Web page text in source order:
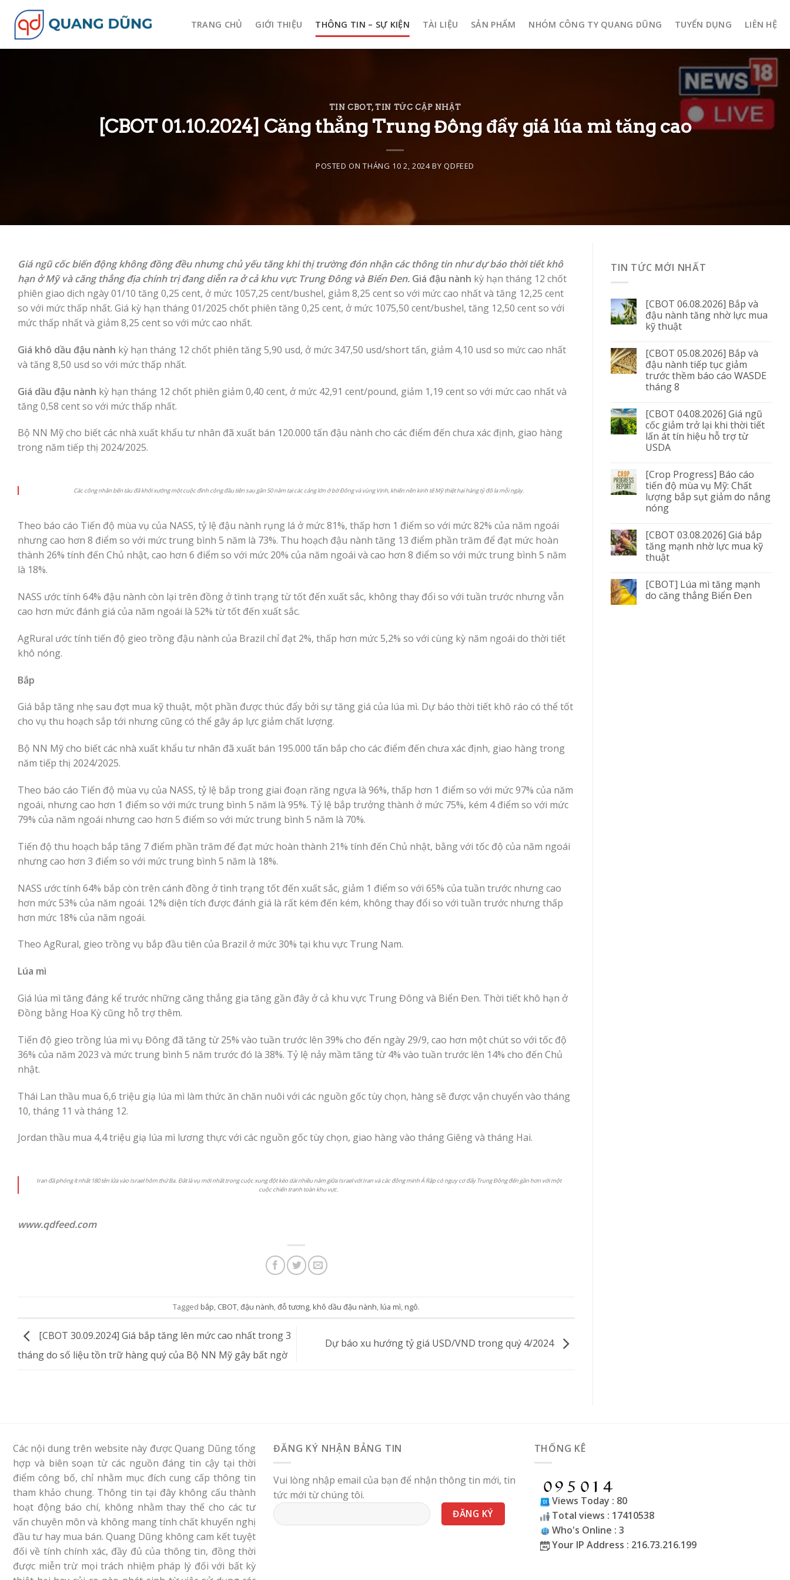
content
TRANG CHỦ GIỚI THIỆU THÔNG TIN – SỰ KIỆN TÀI LIỆU SẢN PHẨM NHÓM CÔNG TY QUANG DŨNG TUYỂN DỤNG LIÊN HỆ
TIN CBOT,TIN TỨC CẬP NHẬT
[CBOT 01.10.2024] Căng thẳng Trung Đông đẩy giá lúa mì tăng cao
POSTED ONTHÁNG 10 2, 2024BYQDFEED
Giá ngũ cốc biến động không đồng đều nhưng chủ yếu tăng khi thị trường đón nhận các thông tin như dự báo thời tiết khô
hạn ở Mỹ và căng thẳng địa chính trị đang diễn ra ở cả khu vực Trung Đông và Biển Đen. Giá đậu nành kỳ hạn tháng 12 chốt
phiên giao dịch ngày 01/10 tăng 0,25 cent, ở mức 1057,25 cent/bushel, giảm 8,25 cent so với mức cao nhất và tăng 12,25 cent
so với mức thấp nhất. Giá kỳ hạn tháng 01/2025 chốt phiên tăng 0,25 cent, ở mức 1075,50 cent/bushel, tăng 12,50 cent so với
mức thấp nhất và giảm 8,25 cent so với mức cao nhất.
Giá khô dầu đậu nành kỳ hạn tháng 12 chốt phiên tăng 5,90 usd, ở mức 347,50 usd/short tấn, giảm 4,10 usd so mức cao nhất
và tăng 8,50 usd so với mức thấp nhất.
Giá dầu đậu nành kỳ hạn tháng 12 chốt phiên giảm 0,40 cent, ở mức 42,91 cent/pound, giảm 1,19 cent so với mức cao nhất và
tăng 0,58 cent so với mức thấp nhất.
Bộ NN Mỹ cho biết các nhà xuất khẩu tư nhân đã xuất bán 120.000 tấn đậu nành cho các điểm đến chưa xác định, giao hàng
trong năm tiếp thị 2024/2025.
Các công nhân bến tàu đã khởi xướng một cuộc đình công đầu tiên sau gần 50 năm tại các cảng lớn ở bờ Đông và vùng Vịnh, khiến nền kinh tế Mỹ thiệt hại hàng tỷ đô la mỗi ngày.
Theo báo cáo Tiến độ mùa vụ của NASS, tỷ lệ đậu nành rụng lá ở mức 81%, thấp hơn 1 điểm so với mức 82% của năm ngoái
nhưng cao hơn 8 điểm so với mức trung bình 5 năm là 73%. Thu hoạch đậu nành tăng 13 điểm phần trăm để đạt mức hoàn
thành 26% tính đến Chủ nhật, cao hơn 6 điểm so với mức 20% của năm ngoái và cao hơn 8 điểm so với mức trung bình 5 năm
là 18%.
NASS ước tính 64% đậu nành còn lại trên đồng ở tình trạng từ tốt đến xuất sắc, không thay đổi so với tuần trước nhưng vẫn
cao hơn mức đánh giá của năm ngoái là 52% từ tốt đến xuất sắc.
AgRural ước tính tiến độ gieo trồng đậu nành của Brazil chỉ đạt 2%, thấp hơn mức 5,2% so với cùng kỳ năm ngoái do thời tiết
khô nóng.
Bắp
Giá bắp tăng nhẹ sau đợt mua kỹ thuật, một phần được thúc đẩy bởi sự tăng giá của lúa mì. Dự báo thời tiết khô ráo có thể tốt
cho vụ thu hoạch sắp tới nhưng cũng có thể gây áp lực giảm chất lượng.
Bộ NN Mỹ cho biết các nhà xuất khẩu tư nhân đã xuất bán 195.000 tấn bắp cho các điểm đến chưa xác định, giao hàng trong
năm tiếp thị 2024/2025.
Theo báo cáo Tiến độ mùa vụ của NASS, tỷ lệ bắp trong giai đoạn răng ngựa là 96%, thấp hơn 1 điểm so với mức 97% của năm
ngoái, nhưng cao hơn 1 điểm so với mức trung bình 5 năm là 95%. Tỷ lệ bắp trưởng thành ở mức 75%, kém 4 điểm so với mức
79% của năm ngoái nhưng cao hơn 5 điểm so với mức trung bình 5 năm là 70%.
Tiến độ thu hoạch bắp tăng 7 điểm phần trăm để đạt mức hoàn thành 21% tính đến Chủ nhật, bằng với tốc độ của năm ngoái
nhưng cao hơn 3 điểm so với mức trung bình 5 năm là 18%.
NASS ước tính 64% bắp còn trên cánh đồng ở tình trạng tốt đến xuất sắc, giảm 1 điểm so với 65% của tuần trước nhưng cao
hơn mức 53% của năm ngoái. 12% diện tích được đánh giá là rất kém đến kém, không thay đổi so với tuần trước nhưng thấp
hơn mức 18% của năm ngoái.
Theo AgRural, gieo trồng vụ bắp đầu tiên của Brazil ở mức 30% tại khu vực Trung Nam.
Lúa mì
Giá lúa mì tăng đáng kể trước những căng thẳng gia tăng gần đây ở cả khu vực Trung Đông và Biển Đen. Thời tiết khô hạn ở
Đồng bằng Hoa Kỳ cũng hỗ trợ thêm.
Tiến độ gieo trồng lúa mì vụ Đông đã tăng từ 25% vào tuần trước lên 39% cho đến ngày 29/9, cao hơn một chút so với tốc độ
36% của năm 2023 và mức trung bình 5 năm trước đó là 38%. Tỷ lệ nảy mầm tăng từ 4% vào tuần trước lên 14% cho đến Chủ
nhật.
Thái Lan thầu mua 6,6 triệu giạ lúa mì làm thức ăn chăn nuôi với các nguồn gốc tùy chọn, hàng sẽ được vận chuyển vào tháng
10, tháng 11 và tháng 12.
Jordan thầu mua 4,4 triệu giạ lúa mì lương thực với các nguồn gốc tùy chọn, giao hàng vào tháng Giêng và tháng Hai.
Iran đã phóng ít nhất 180 tên lửa vào Israel hôm thứ Ba. Đât là vụ mới nhất trong cuộc xung đột kéo dài nhiều năm giữa Israel với Iran và các đồng minh Ả Rập có nguy cơ đẩy Trung Đông đến gần hơn với một
cuộc chiến tranh toàn khu vực.
www.qdfeed.com
Tagged bắp, CBOT,đậu nành,đỗ tương, khô dầu đậu nành, lúa mì, ngô.
[CBOT 30.09.2024] Giá bắp tăng lên mức cao nhất trong 3
tháng do số liệu tồn trữ hàng quý của Bộ NN Mỹ gây bất ngờ
Dự báo xu hướng tỷ giá USD/VND trong quý 4/2024
TIN TỨC MỚI NHẤT
[CBOT 06.08.2026] Bắp và
đậu nành tăng nhờ lực mua
kỹ thuật
[CBOT 05.08.2026] Bắp và
đậu nành tiếp tục giảm
trước thềm báo cáo WASDE
tháng 8
[CBOT 04.08.2026] Giá ngũ
cốc giảm trở lại khi thời tiết
lấn át tín hiệu hỗ trợ từ
USDA
[Crop Progress] Báo cáo
tiến độ mùa vụ Mỹ: Chất
lượng bắp sụt giảm do nắng
nóng
[CBOT 03.08.2026] Giá bắp
tăng mạnh nhờ lực mua kỹ
thuật
[CBOT] Lúa mì tăng mạnh
do căng thẳng Biển Đen
Các nội dung trên website này được Quang Dũng tổng
hợp và biên soạn từ các nguồn đáng tin cậy tại thời
điểm công bố, chỉ nhằm mục đích cung cấp thông tin
tham khảo chung. Thông tin tại đây không cấu thành
hoạt động báo chí, không nhằm thay thế cho các tư
vấn chuyên môn và không mang tính chất khuyến nghị
đầu tư hay mua bán. Quang Dũng không cam kết tuyệt
đối về tính chính xác, đầy đủ của thông tin, đồng thời
được miễn trừ mọi trách nhiệm pháp lý đối với bất kỳ
ĐĂNG KÝ NHẬN BẢNG TIN
Vui lòng nhập email của bạn để nhận thông tin mới, tin
tức mới từ chúng tôi.
THỐNG KÊ
Views Today : 80
Total views : 17410538
Who's Online : 3
Your IP Address : 216.73.216.199